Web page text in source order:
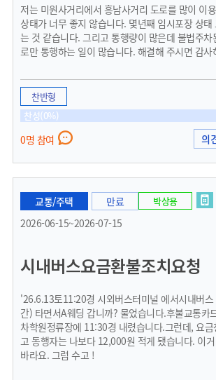
저는 미원사거리에서 흥남사거리 도로를 많이 이
상태가 너무 좋지 않습니다. 몇년째 임시포장 상태
는 것 같습니다. 그리고 통행량이 많은데 불법주
로만 통행하는 일이 많습니다. 해결해 주시면 감사
찬반형
찬성(0%)
0명 참여 의
교통/주택
만료
2026-06-15~2026-07-15
박상용
시내버스요금환불조치요청
'26.6.13토11:20경 시외버스터미널 에서시내버
간) 타면서A웨딩 갑니까? 물었습니다.후불교통카
차학원정류장에 11:30경 내렸습니다.그런데, 요
고 동행자는 나보다 12,000원 적게 됐습니다. 이
바라요. 그럼 수고 !